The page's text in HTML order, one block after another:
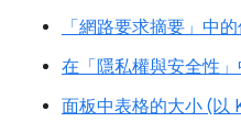
「網路要求摘要」中
在「隱私權與安全性
面板中表格的大小 (以